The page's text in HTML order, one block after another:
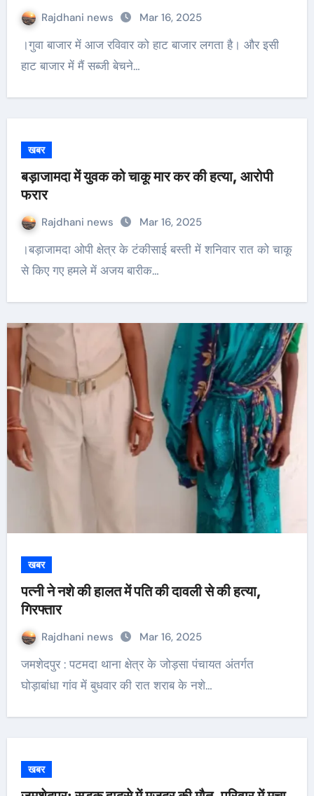
Rajdhani news Mar 16, 2025
।गुवा बाजार में आज रविवार को हाट बाजार लगता है। और इसी
हाट बाजार में मैं सब्जी बेचने…
खबर
बड़ाजामदा में युवक को चाकू मार कर की हत्या, आरोपी
फरार
Rajdhani news Mar 16, 2025
।बड़ाजामदा ओपी क्षेत्र के टंकीसाई बस्ती में शनिवार रात को चाकू
से किए गए हमले में अजय बारीक…
खबर
पत्नी ने नशे की हालत में पति की दावली से की हत्या,
गिरफ्तार
Rajdhani news Mar 16, 2025
जमशेदपुर : पटमदा थाना क्षेत्र के जोड़सा पंचायत अंतर्गत
घोड़ाबांधा गांव में बुधवार की रात शराब के नशे…
खबर